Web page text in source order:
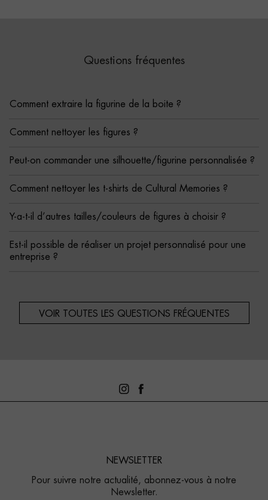
Questions fréquentes
Comment extraire la figurine de la boite ?
Comment nettoyer les figures ?
Peut-on commander une silhouette/figurine personnalisée ?
Comment nettoyer les t-shirts de Cultural Memories ?
Y-a-t-il d’autres tailles/couleurs de figures à choisir ?
Est-il possible de réaliser un projet personnalisé pour une
entreprise ?
VOIR TOUTES LES QUESTIONS FRÉQUENTES
NEWSLETTER
Pour suivre notre actualité, abonnez-vous à notre
Newsletter.